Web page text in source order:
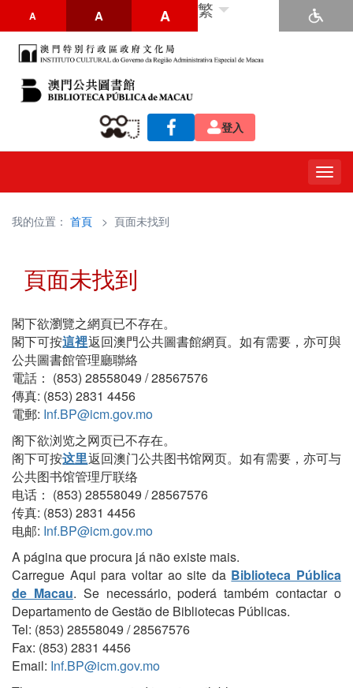
A A A 繁
登入
我的位置： 首頁 > 頁面未找到
頁面未找到
閣下欲瀏覽之網頁已不存在。
閣下可按這裡返回澳門公共圖書館網頁。如有需要，亦可與
公共圖書館管理廳聯絡
電話： (853) 28558049 / 28567576
傳真: (853) 2831 4456
電郵: Inf.BP@icm.gov.mo
阁下欲浏览之网页已不存在。
阁下可按这里返回澳门公共图书馆网页。如有需要，亦可与
公共图书馆管理厅联络
电话： (853) 28558049 / 28567576
传真: (853) 2831 4456
电邮: Inf.BP@icm.gov.mo
A página que procura já não existe mais.
Carregue Aqui para voltar ao site da Biblioteca Pública
de Macau. Se necessário, poderá também contactar o
Departamento de Gestão de Bibliotecas Públicas.
Tel: (853) 28558049 / 28567576
Fax: (853) 2831 4456
Email: Inf.BP@icm.gov.mo